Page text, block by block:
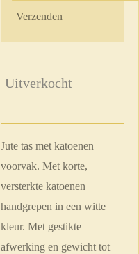
Verzenden
Uitverkocht
Jute tas met katoenen
voorvak. Met korte,
versterkte katoenen
handgrepen in een witte
kleur. Met gestikte
afwerking en gewicht tot